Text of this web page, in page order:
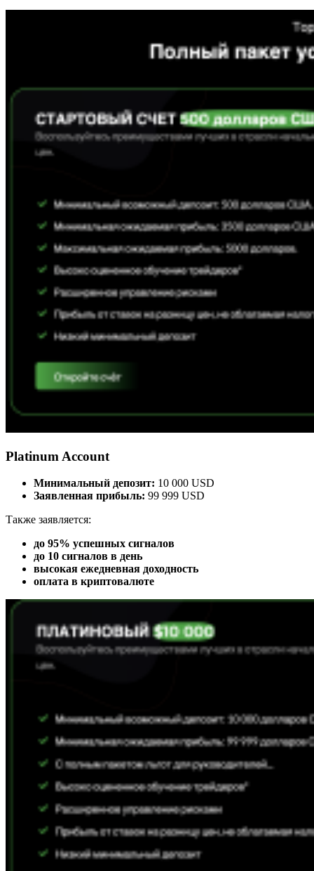
Platinum Account
Минимальный депозит: 10 000 USD
Заявленная прибыль: 99 999 USD
Также заявляется:
до 95% успешных сигналов
до 10 сигналов в день
высокая ежедневная доходность
оплата в криптовалюте